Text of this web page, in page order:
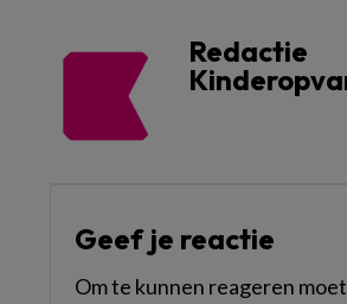
Redactie
Geef je reactie
Om te kunnen reageren